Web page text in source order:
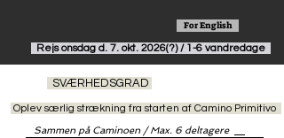
Rejs onsdag d. 7. okt. 2026(?) / 1-6 vandredage
For English
SVÆRHEDSGRAD
Oplev særlig strækning fra starten af Camino Primitivo
Sammen på Caminoen / Max. 6 deltagere